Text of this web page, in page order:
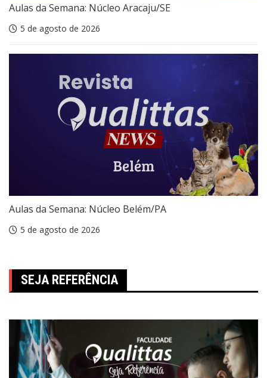
Aulas da Semana: Núcleo Aracaju/SE
5 de agosto de 2026
Aulas da Semana: Núcleo Belém/PA
5 de agosto de 2026
SEJA REFERÊNCIA